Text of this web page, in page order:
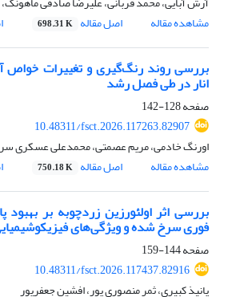
مشاهده مقاله
اصل مقاله 698.31 K
بررسی روند رنگ‌گیری و تغییرات خواص
انار در طی فصل رشد
صفحه128-142
10.48311/fsct.2026.117263.82907
اورنگ خادمی، مریم عصمتی، محمدعلی عسکری
مشاهده مقاله
اصل مقاله 750.18 K
بررسی اثر اولئورزین زردچوبه بر
فوری سرخ شده و ویژگی‌های
صفحه144-159
10.48311/fsct.2026.117437.82916
پانیذ کبیری، ثمر منصوری پور، افشین جعفرپور